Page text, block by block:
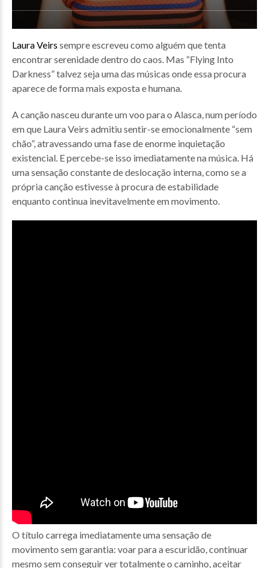
Laura Veirs sempre escreveu como alguém que tenta
encontrar serenidade dentro do caos. Mas “Flying Into
Darkness” talvez seja uma das músicas onde essa procura
aparece de forma mais exposta e humana.
A canção nasceu durante um voo para o Alasca, num período
em que Laura Veirs admitiu sentir-se emocionalmente “sem
chão”, atravessando uma fase de enorme inquietação
existencial. E percebe-se isso imediatamente na música. Há
uma sensação constante de deslocação interna, como se a
própria canção estivesse à procura de estabilidade
enquanto continua inevitavelmente em movimento.
O título carrega imediatamente uma sensação de
movimento sem garantia: voar para a escuridão, continuar
mesmo sem conseguir ver totalmente o caminho, aceitar